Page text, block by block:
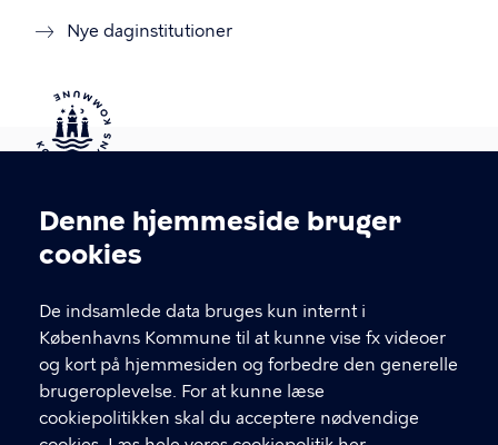
Cookieindstillinger
Denne hjemmeside bruger
cookies
De indsamlede data bruges kun internt i
Københavns Kommune til at kunne vise fx videoer
og kort på hjemmesiden og forbedre den generelle
brugeroplevelse. For at kunne læse
cookiepolitikken skal du acceptere nødvendige
Nye daginstitutioner
Kontakt Københavns Kommune
T
fFind andre kontakter her
CVR-nummer64942212
GENVEJE